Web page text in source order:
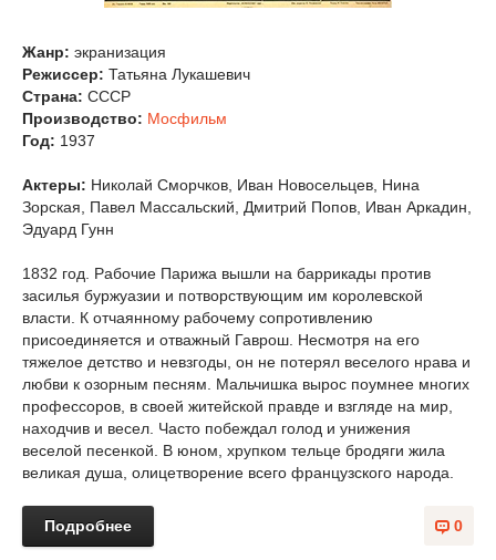
Жанр: экранизация
Режиссер: Татьяна Лукашевич
Страна: СССР
Производство: Мосфильм
Год: 1937
Актеры: Николай Сморчков, Иван Новосельцев, Нина
Зорская, Павел Массальский, Дмитрий Попов, Иван Аркадин,
Эдуард Гунн
1832 год. Рабочие Парижа вышли на баррикады против
засилья буржуазии и потворствующим им королевской
власти. К отчаянному рабочему сопротивлению
присоединяется и отважный Гаврош. Несмотря на его
тяжелое детство и невзгоды, он не потерял веселого нрава и
любви к озорным песням. Мальчишка вырос поумнее многих
профессоров, в своей житейской правде и взгляде на мир,
находчив и весел. Часто побеждал голод и унижения
веселой песенкой. В юном, хрупком тельце бродяги жила
великая душа, олицетворение всего французского народа.
0
Подробнее